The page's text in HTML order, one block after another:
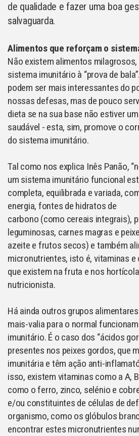
de qualidade e fazer uma boa
salvaguarda.
Alimentos que reforçam o
Não existem alimentos
sistema imunitário à “prova de
podem ser mais interessantes do
nossas defesas, mas de pouco
dieta se na sua base não estiver
saudável - esta, sim, promove o
do sistema imunitário.
Tal como nos explica Inês Panão,
um sistema imunitário funcional
completa, equilibrada e variada,
energia, fontes de hidratos de
carbono (como cereais integrais),
leguminosas, carnes magras e
azeite e frutos secos) e também
micronutrientes, isto é, vitaminas
que existem na fruta e nos
nutricionista.
Há ainda outros grupos
mais-valia para o normal
imunitário. É o caso dos “ácidos
presentes nos peixes gordos, que
imunitária e têm ação anti-
isso, existem vitaminas como a A,
como o ferro, zinco, selénio e
e/ou constituintes de células de
organismo, como os glóbulos
encontrar estes micronutrientes